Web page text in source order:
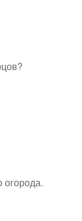
огорода.